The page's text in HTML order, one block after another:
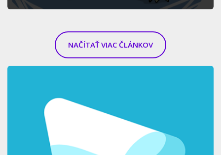
NAČÍTAŤ VIAC ČLÁNKOV